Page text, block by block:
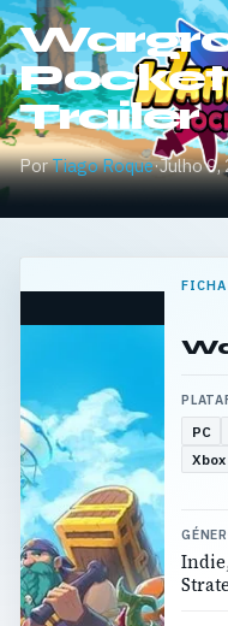
Pocket
Trailer
PorTiago Roque·Julho 9,
PC